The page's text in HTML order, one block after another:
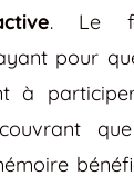
. Le
pour
à